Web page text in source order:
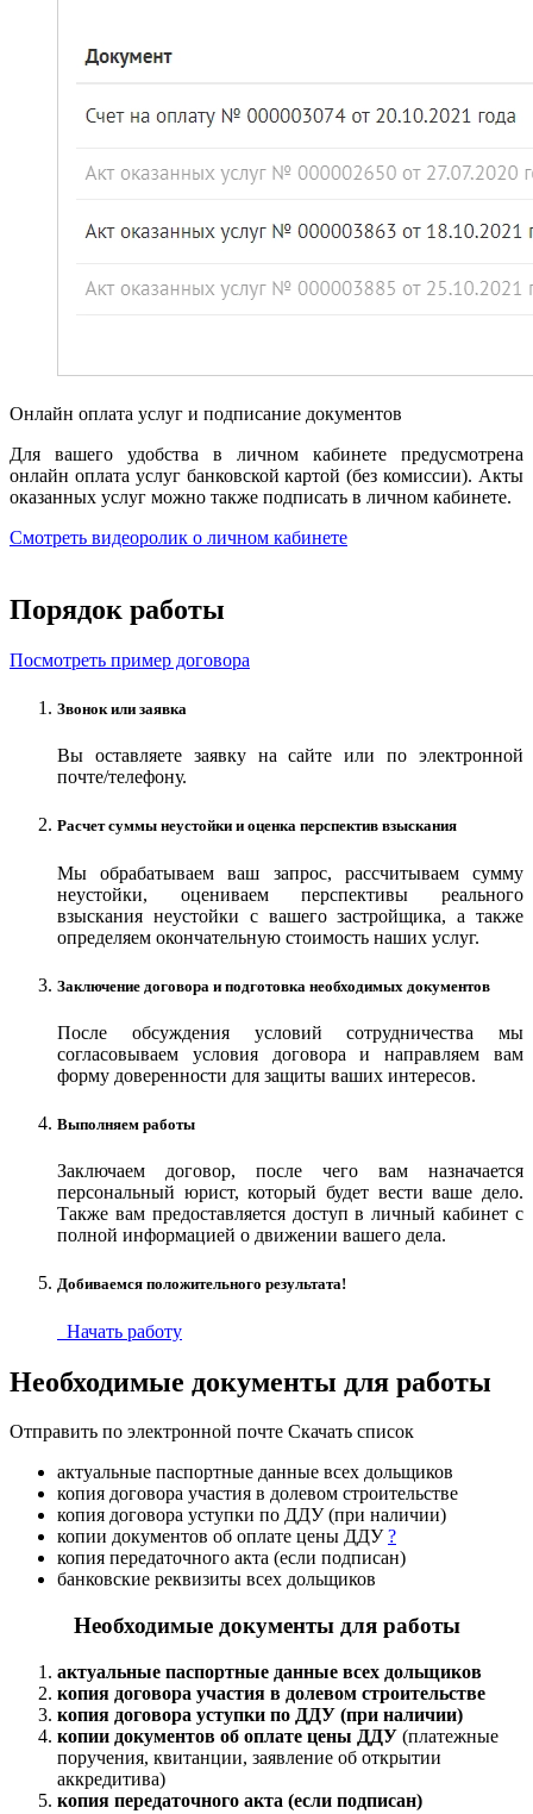
Онлайн оплата услуг и подписание документов
Для вашего удобства в личном кабинете предусмотрена
онлайн оплата услуг банковской картой (без комиссии). Акты
оказанных услуг можно также подписать в личном кабинете.
Смотреть видеоролик о личном кабинете
Порядок работы
Посмотреть пример договора
Звонок или заявка
Вы оставляете заявку на сайте или по электронной
почте/телефону.
Расчет суммы неустойки и оценка перспектив взыскания
Мы обрабатываем ваш запрос, рассчитываем сумму
неустойки, оцениваем перспективы реального
взыскания неустойки с вашего застройщика, а также
определяем окончательную стоимость наших услуг.
Заключение договора и подготовка необходимых документов
После обсуждения условий сотрудничества мы
согласовываем условия договора и направляем вам
форму доверенности для защиты ваших интересов.
Выполняем работы
Заключаем договор, после чего вам назначается
персональный юрист, который будет вести ваше дело.
Также вам предоставляется доступ в личный кабинет с
полной информацией о движении вашего дела.
Добиваемся положительного результата!
Начать работу
Необходимые документы для работы
Отправить по электронной почте Скачать список
актуальные паспортные данные всех дольщиков
копия договора участия в долевом строительстве
копия договора уступки по ДДУ (при наличии)
копии документов об оплате цены ДДУ?
копия передаточного акта (если подписан)
банковские реквизиты всех дольщиков
Необходимые документы для работы
актуальные паспортные данные всех дольщиков
копия договора участия в долевом строительстве
копия договора уступки по ДДУ (при наличии)
копии документов об оплате цены ДДУ (платежные
поручения, квитанции, заявление об открытии
аккредитива)
копия передаточного акта (если подписан)